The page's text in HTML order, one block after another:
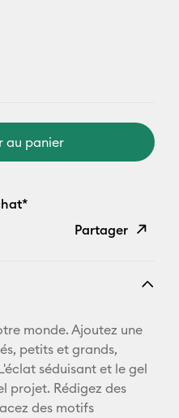
au panier
Partager
E-mail
Pinterest
Facebook
monde. Ajoutez une
petits et grands,
séduisant et le gel
projet. Rédigez des
des motifs